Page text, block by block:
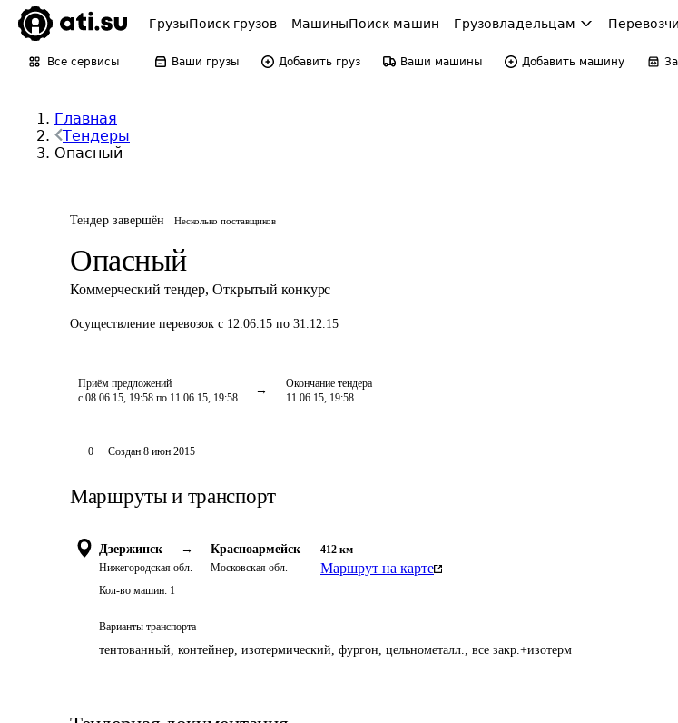
ГрузыПоиск грузов МашиныПоиск машин Грузовладельцам
Все сервисы Ваши грузы Добавить груз Ваши машины Добавить машину
Главная
Тендеры
Опасный
Тендер завершён Несколько поставщиков
Опасный
Коммерческий тендер, Открытый конкурс
Осуществление перевозок с 12.06.15 по 31.12.15
Приём предложений
с 08.06.15, 19:58 по 11.06.15, 19:58
Окончание тендера
11.06.15, 19:58
0 Создан 8 июн 2015
Маршруты и транспорт
Дзержинск →
Нижегородская обл.
Красноармейск
Московская обл.
412 км
Маршрут на карте
Кол-во машин: 1
Варианты транспорта
тентованный, контейнер, изотермический, фургон, цельнометалл., все закр.+изотерм